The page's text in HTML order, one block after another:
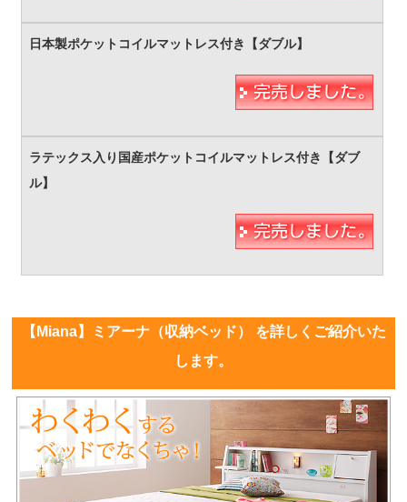
【Miana】ミアーナ（収納ベッド） を詳しくご紹介いた
します。